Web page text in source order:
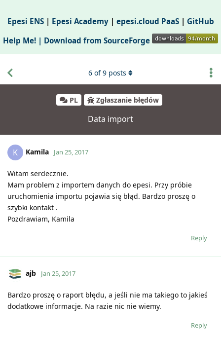
Epesi ENS| Epesi Academy| epesi.cloud PaaS| GitHub
Help Me! | Download from SourceForge
PL Zgłaszanie błędów
Data import
6 of9 posts
K Kamila Jan 25, 2017
Witam serdecznie.
Mam problem z importem danych do epesi. Przy próbie
uruchomienia importu pojawia się błąd. Bardzo proszę o
szybki kontakt .
Pozdrawiam, Kamila
Reply
ajb Jan 25, 2017
Bardzo proszę o raport błędu, a jeśli nie ma takiego to jakieś
dodatkowe informacje. Na razie nic nie wiemy.
Reply